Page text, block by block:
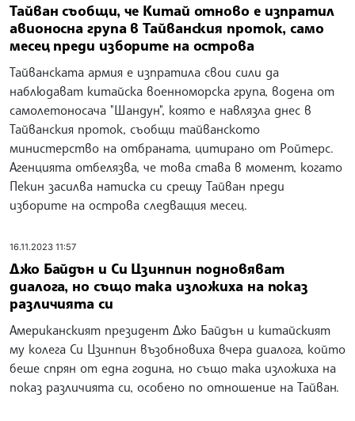
Тайван съобщи, че Китай отново е изпратил
авионосна група в Тайванския проток, само
месец преди изборите на острова
Тайванската армия е изпратила свои сили да
наблюдават китайска военноморска група, водена от
самолетоносача "Шандун", която е навлязла днес в
Тайванския проток, съобщи тайванското
министерство на отбраната, цитирано от Ройтерс.
Агенцията отбелязва, че това става в момент, когато
Пекин засилва натиска си срещу Тайван преди
изборите на острова следващия месец.
16.11.2023 11:57
Джо Байдън и Си Цзинпин подновяват
диалога, но също така изложиха на показ
различията си
Американският президент Джо Байдън и китайският
му колега Си Цзинпин възобновиха вчера диалога, който
беше спрян от една година, но също така изложиха на
показ различията си, особено по отношение на Тайван.